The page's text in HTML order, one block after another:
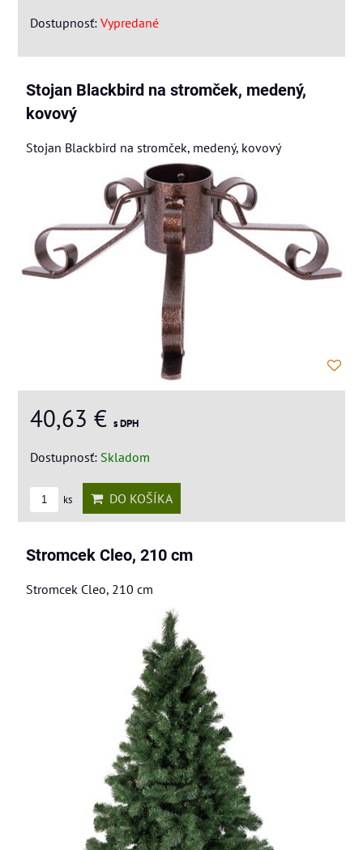
Dostupnosť: Vypredané
Stojan Blackbird na stromček, medený,
kovový
Stojan Blackbird na stromček, medený, kovový
40,63 € s DPH
Dostupnosť: Skladom
ks DO KOŠÍKA
Stromcek Cleo, 210 cm
Stromcek Cleo, 210 cm